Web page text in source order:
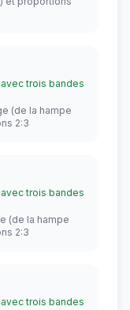
trois bandes
(de la hampe
2:3
trois bandes
(de la hampe
2:3
trois bandes